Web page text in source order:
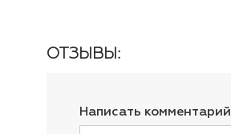
ОТЗЫВЫ:
Написать комментарий